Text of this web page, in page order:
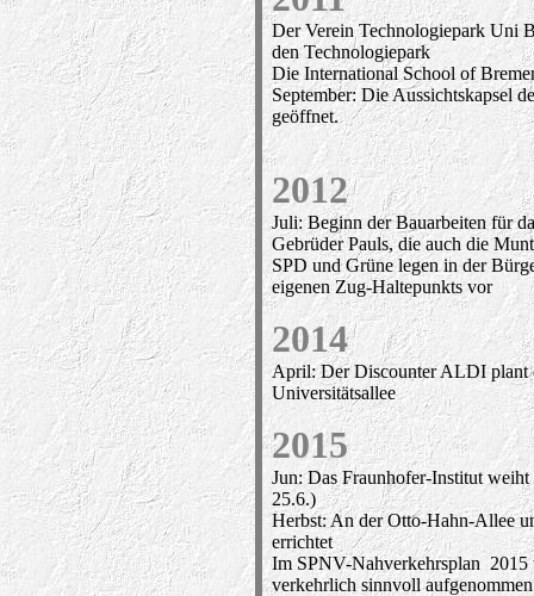
Der Verein Technologiepark Uni
den Technologiepark
Die International School of
September: Die Aussichtskapsel
geöffnet.
2012
Juli: Beginn der Bauarbeiten für
Gebrüder Pauls, die auch die
SPD und Grüne legen in der
eigenen Zug-Haltepunkts vor
2014
April: Der Discounter ALDI plant
Universitätsallee
2015
Jun: Das Fraunhofer-Institut
25.6.)
Herbst: An der Otto-Hahn-Allee
errichtet
Im SPNV-Nahverkehrsplan
verkehrlich sinnvoll aufgenommen